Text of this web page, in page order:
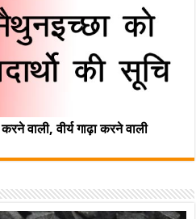
वाली, वीर्य गाढ़ा करने वाली